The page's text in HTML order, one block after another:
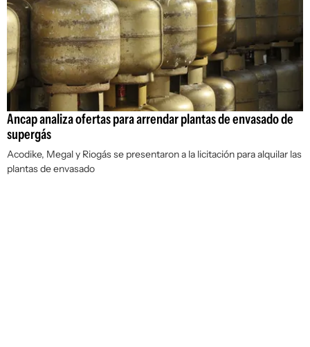
Ancap analiza ofertas para arrendar plantas de envasado de
supergás
Acodike, Megal y Riogás se presentaron a la licitación para alquilar las
plantas de envasado